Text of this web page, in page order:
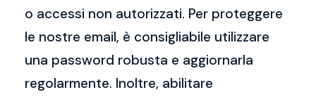
o accessi non autorizzati. Per proteggere
le nostre email, è consigliabile utilizzare
una password robusta e aggiornarla
regolarmente. Inoltre, abilitare